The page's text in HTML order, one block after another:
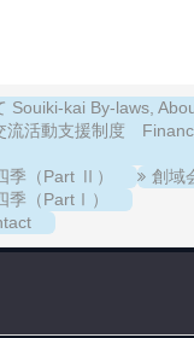
Souiki-kai By-laws,
流活動支援制度
季（Part Ⅱ）
季（PartⅠ）
創域